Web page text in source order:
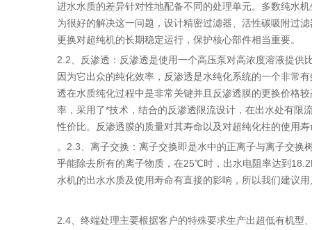
进水水质的差异针对性地配备不同的处理单元。多数纯水
为很好的解决这一问题，设计精密过滤器、活性碳吸附过
更换对超纯机的长期稳定运行，保护核心部件相当重要。
2.2、反渗透：反渗透是使用一个高压泵对高浓度溶液提供
因为它出众的纯化效率，反渗透是水纯化系统的一个非常
透在水质纯化过程中是非常关键并且反渗透膜的更换价格
率，采用了*技术，结合的反渗透限流设计，在出水处有限
性价比。反渗透膜的质量对其寿命以及对超纯化柱的使用
。2.3、离子交换：离子交换即是水中的正离子与离子交
乎能除去所有的离子物质，在25℃时，出水电阻率达到
水机的出水水质及使用寿命有直接的影响，所以我们建议
2.4、终端处理主要根据客户的特殊要求生产出超低有机